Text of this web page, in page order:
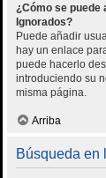
¿Cómo se puede
Ignorados?
Puede añadir
hay un enlace
puede hacerlo
introduciendo su
misma página.
Arriba
Búsqueda en